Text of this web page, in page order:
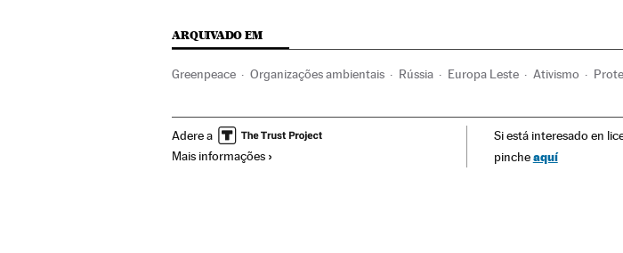
ARQUIVADO EM
Greenpeace Organizações ambientais Rússia Europa Leste Ativismo
Adere a
Mais informações
Si está interesado en
pincheaquí